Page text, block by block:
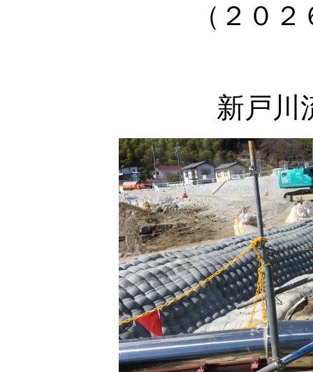
（２０
新戸川